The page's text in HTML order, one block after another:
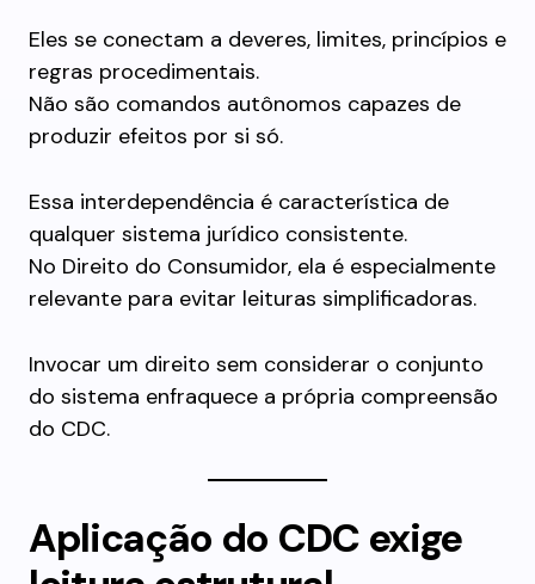
Eles se conectam a deveres, limites, princípios e
regras procedimentais.
Não são comandos autônomos capazes de
produzir efeitos por si só.
Essa interdependência é característica de
qualquer sistema jurídico consistente.
No Direito do Consumidor, ela é especialmente
relevante para evitar leituras simplificadoras.
Invocar um direito sem considerar o conjunto
do sistema enfraquece a própria compreensão
do CDC.
Aplicação do CDC exige